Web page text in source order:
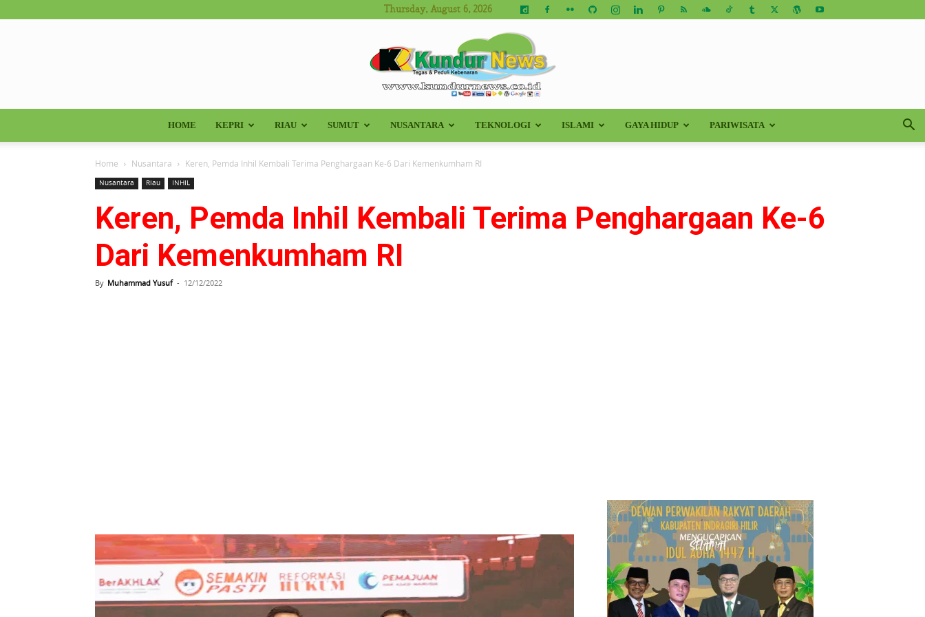
Thursday, August 6, 2026
Kundur
News
HOME KEPRI RIAU SUMUT NUSANTARA TEKNOLOGI ISLAMI GAYA HIDUP PARIWISATA
Home Nusantara Keren, Pemda Inhil Kembali Terima Penghargaan Ke-6 Dari Kemenkumham RI
Nusantara Riau INHIL
Keren, Pemda Inhil Kembali Terima Penghargaan Ke-6
Dari Kemenkumham RI
By Muhammad Yusuf - 12/12/2022